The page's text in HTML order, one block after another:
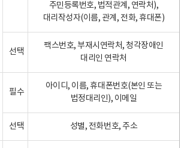
주민등록번호, 법적관계, 연락처),
대리작성자(이름, 관계, 전화, 휴대폰)
선택
팩스번호, 부재시연락처, 청각장애인
대리인 연락처
필수
아이디, 이름, 휴대폰번호(본인 또는
법정대리인), 이메일
선택 성별, 전화번호, 주소